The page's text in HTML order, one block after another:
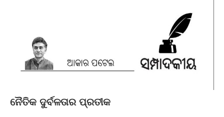
ନୈତିକ ଦୁର୍ବଳତାର ପ୍ରତୀକ